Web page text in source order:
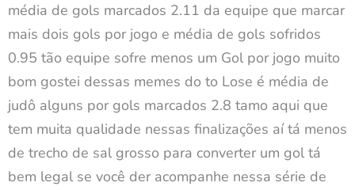
média de gols marcados 2.11 da equipe que marcar
mais dois gols por jogo e média de gols sofridos
0.95 tão equipe sofre menos um Gol por jogo muito
bom gostei dessas memes do to Lose é média de
judô alguns por gols marcados 2.8 tamo aqui que
tem muita qualidade nessas finalizações aí tá menos
de trecho de sal grosso para converter um gol tá
bem legal se você der acompanhe nessa série de